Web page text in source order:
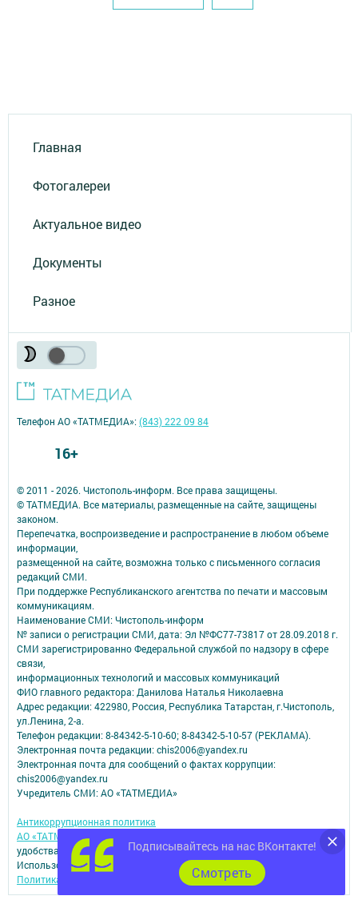
Главная
Фотогалереи
Актуальное видео
Документы
Разное
Подписывайтесь на нас ВКонтакте!
Cмотреть
© 2011 - 2026. Чистополь-информ. Все права защищены.
© ТАТМЕДИА. Все материалы, размещенные на сайте, защищены
законом.
Перепечатка, воспроизведение и распространение в любом объеме
информации,
размещенной на сайте, возможна только с письменного согласия
редакций СМИ.
При поддержке Республиканского агентства по печати и массовым
коммуникациям.
Наименование СМИ: Чистополь-информ
№ записи о регистрации СМИ, дата: Эл №ФС77-73817 от 28.09.2018 г.
СМИ зарегистрированно Федеральной службой по надзору в сфере
связи,
информационных технологий и массовых коммуникаций
ФИО главного редактора: Данилова Наталья Николаевна
Адрес редакции: 422980, Россия, Республика Татарстан, г.Чистополь,
ул.Ленина, 2-а.
Телефон редакции: 8-84342-5-10-60; 8-84342-5-10-57 (РЕКЛАМА).
Электронная почта редакции: chis2006@yandex.ru
Электронная почта для сообщений о фактах коррупции:
chis2006@yandex.ru
Учредитель СМИ: АО «ТАТМЕДИА»
Антикоррупционная политика
АО «ТАТМЕДИА» использует «cookie»
для персонализации сервисов и
удобства пользователей сайтом.
Использование «cookie» можно отменить в настройках браузера.
Политика конфиденциальности
Телефон АО «ТАТМЕДИА»:(843) 222 09 84
16+